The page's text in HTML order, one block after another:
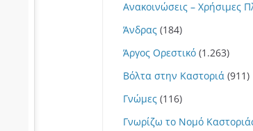
Ανακοινώσεις – Χρήσιμες
Άνδρας (184)
Άργος Ορεστικό (1.263)
Βόλτα στην Καστοριά (911)
Γνώμες (116)
Γνωρίζω το Νομό